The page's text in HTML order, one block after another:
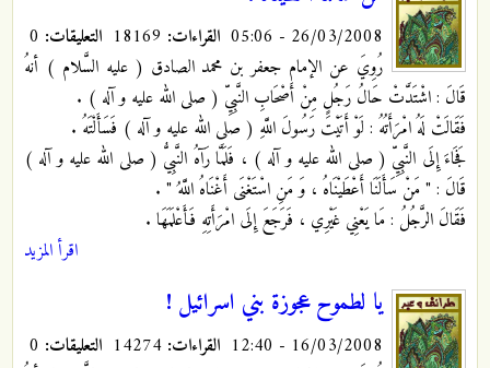
26/03/2008 - 05:06 القراءات: التعليقات:
رُوِيَ عن الإمام جعفر بن محمد الصادق ( عليه السَّلام ) أنهُ
قَالَ : اشْتَدَّتْ حَالُ رَجُلٍ مِنْ أَصْحَابِ النَّبِيِّ ( صلى الله عليه و آله ) .
فَقَالَتْ لَهُ امْرَأَتُهُ : لَوْ أَتَيْتَ رَسُولَ اللَّهِ ( صلى الله عليه و آله ) فَسَأَلْتَهُ .
فَجَاءَ إِلَى النَّبِيِّ ( صلى الله عليه و آله ) ، فَلَمَّا رَآهُ النَّبِيُّ ( صلى الله عليه و آله )
قَالَ : " مَنْ سَأَلَنَا أَعْطَيْنَاهُ ، وَ مَنِ اسْتَغْنَى أَغْنَاهُ اللَّهُ " .
فَقَالَ الرَّجُلُ : مَا يَعْنِي غَيْرِي ، فَرَجَعَ إِلَى امْرَأَتِهِ فَأَعْلَمَهَا .
اقرأ المزيد
يا لطموح عجوزة بني اسرائيل !
16/03/2008 - 12:40 القراءات: التعليقات: